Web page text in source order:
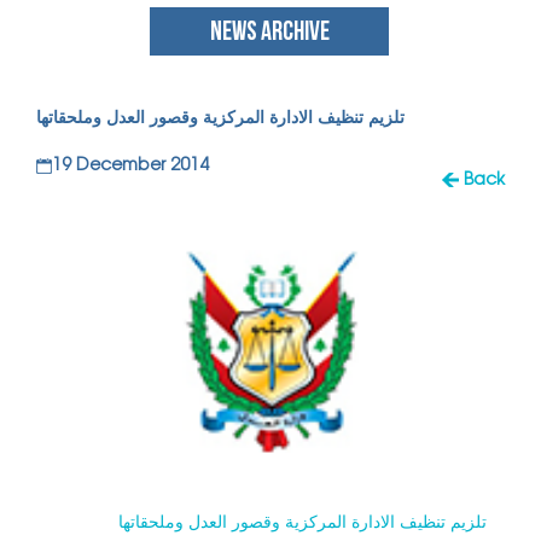
NEWS ARCHIVE
تلزيم تنظيف الادارة المركزية وقصور العدل وملحقاتها
Back
19 December 2014
تلزيم تنظيف الادارة المركزية وقصور العدل وملحقاتها